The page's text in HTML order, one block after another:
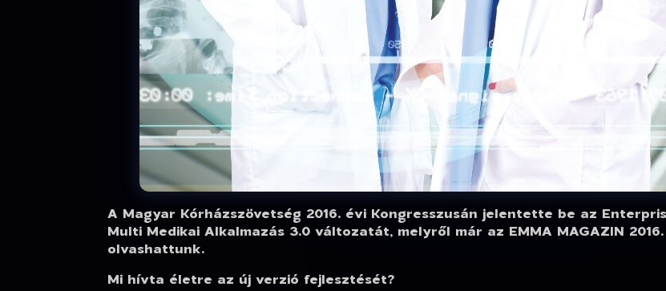
A Magyar Kórházszövetség 2016. évi Kongresszusán jelentette be az
Multi Medikai Alkalmazás 3.0 változatát, melyről már az EMMA MAGAZIN
olvashattunk.
Mi hívta életre az új verzió fejlesztését?